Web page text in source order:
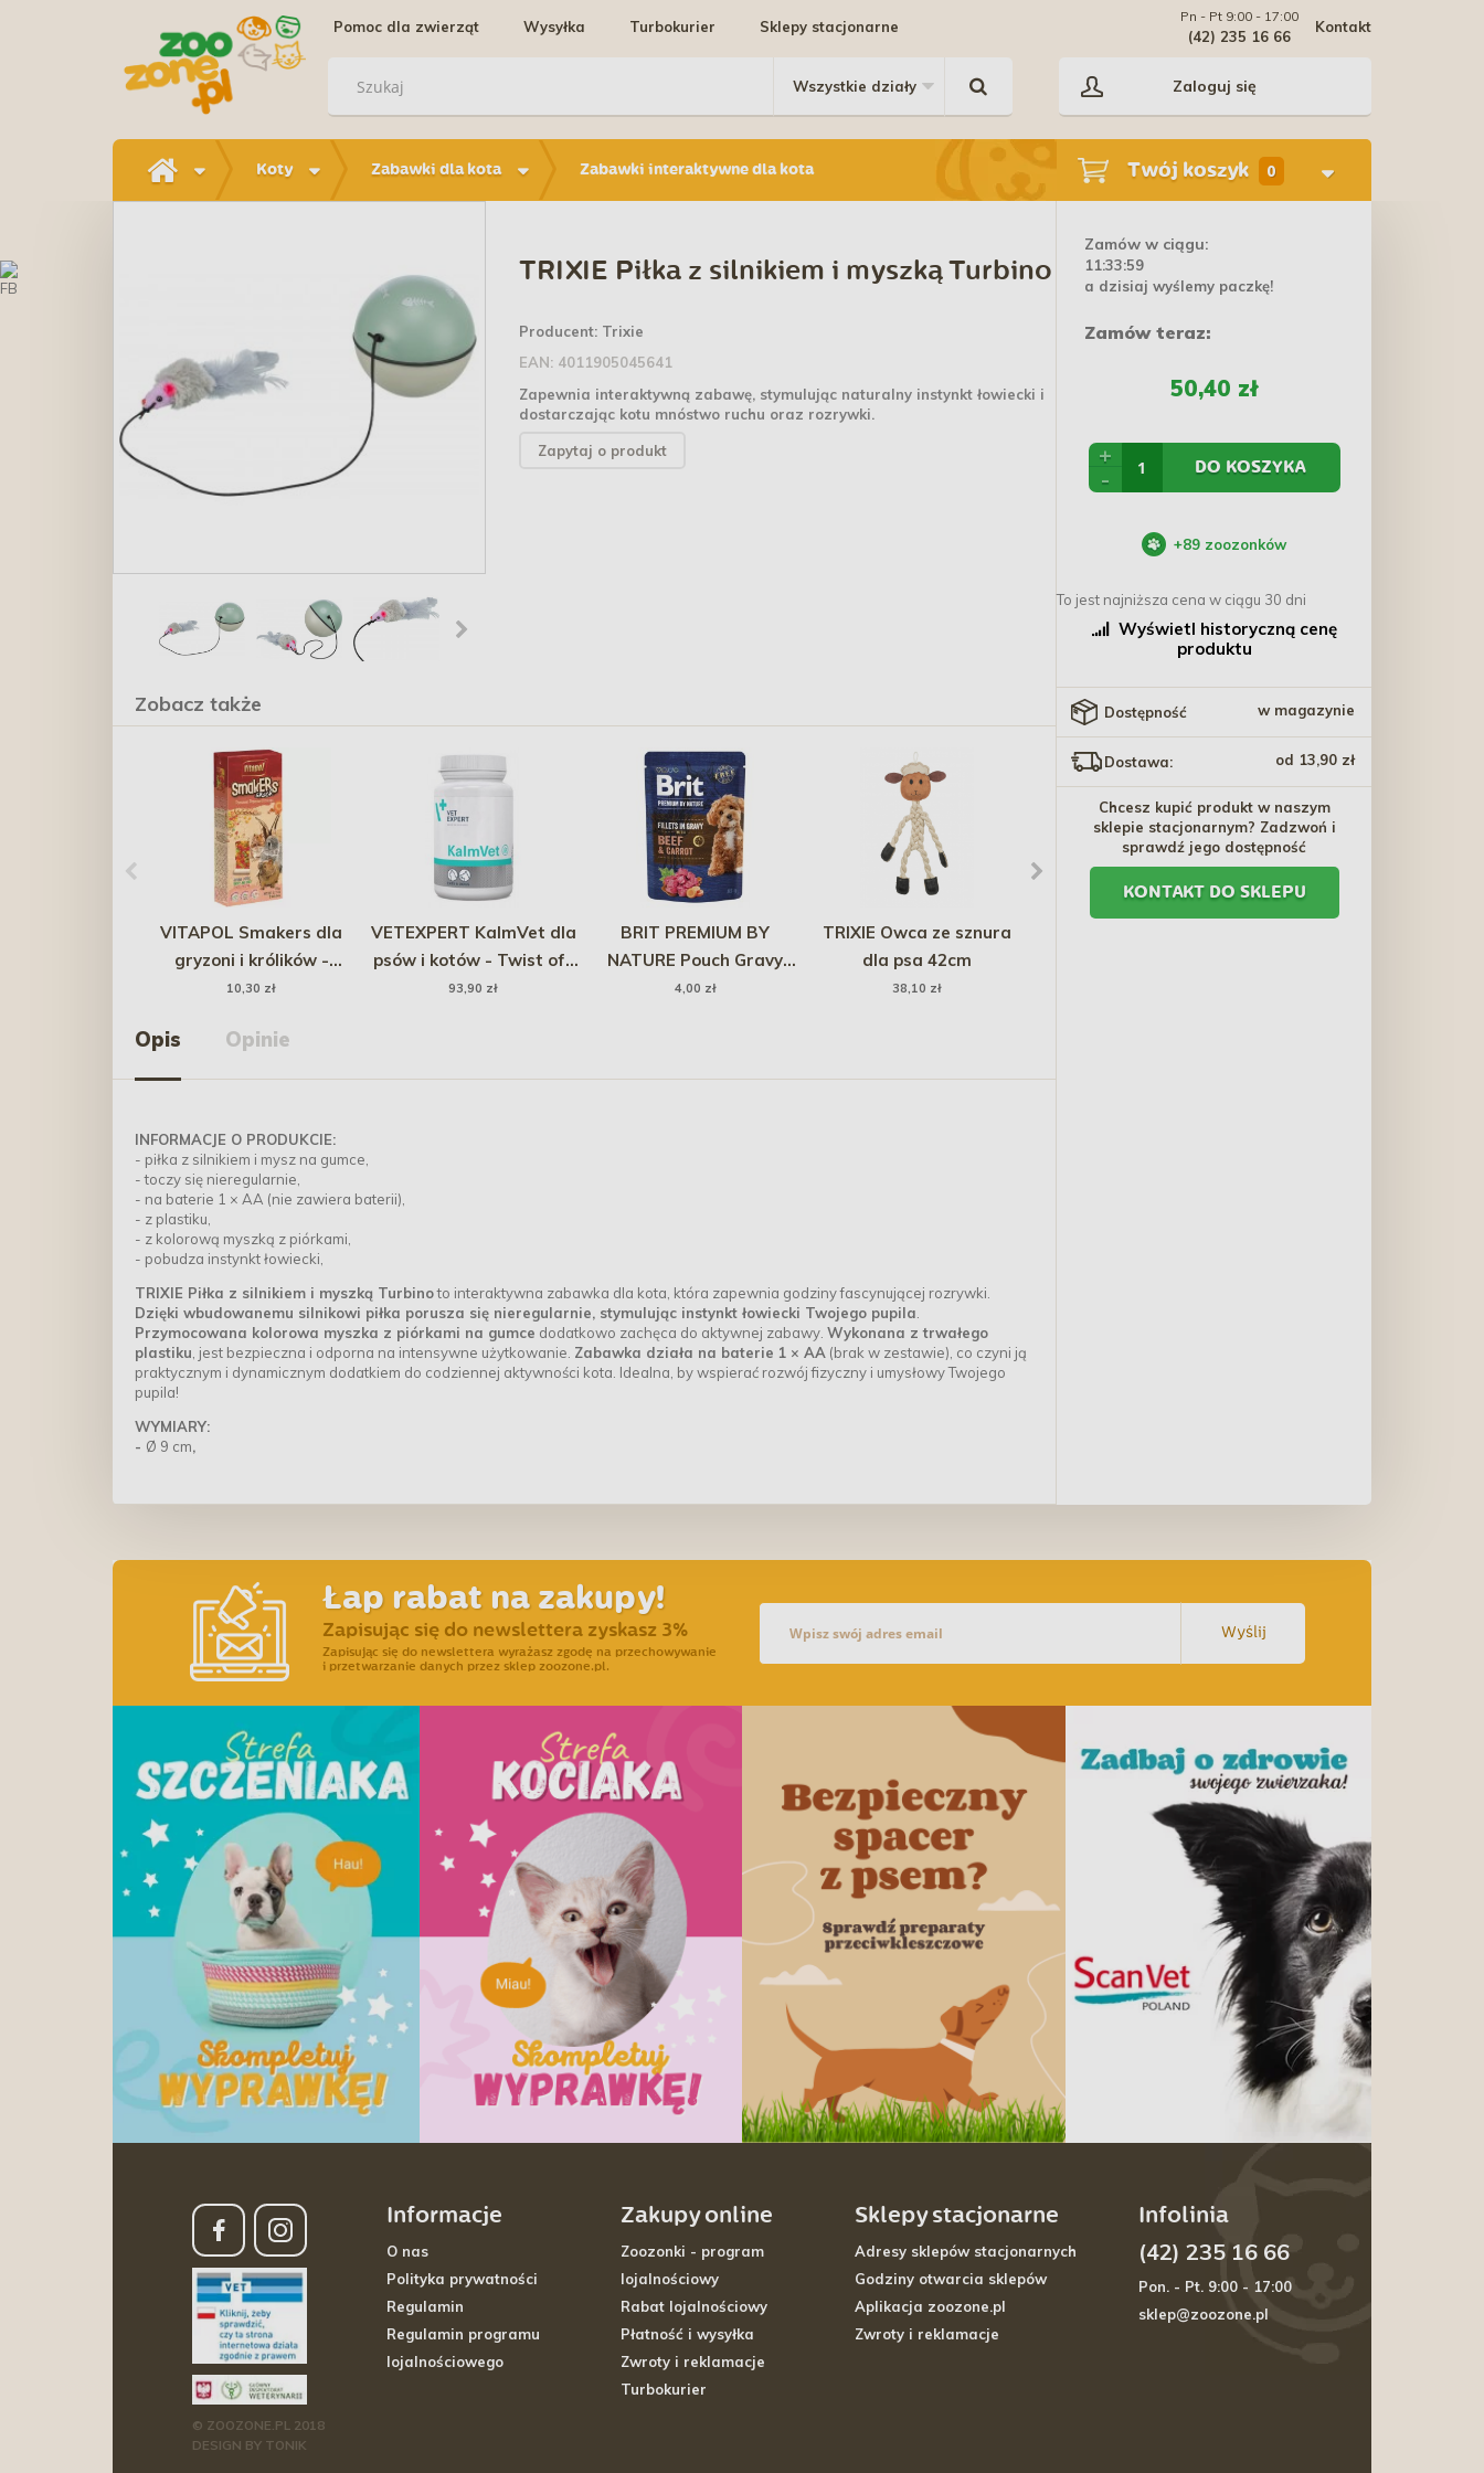
Pomoc dla zwierząt Wysyłka Turbokurier Sklepy stacjonarne Kontakt
Pn - Pt 9:00 - 17:00
(42) 235 16 66
Zaloguj się
Koty Zabawki dla kota Zabawki interaktywne dla kota Twój koszyk 0
TRIXIE Piłka z silnikiem i myszką Turbino
Producent: Trixie
EAN: 4011905045641
Zapewnia interaktywną zabawę, stymulując naturalny instynkt łowiecki i
dostarczając kotu mnóstwo ruchu oraz rozrywki.
Zapytaj o produkt
Zobacz także
VITAPOL Smakers dla
gryzoni i królików -
popcorn 2 szt.
10,30 zł
VETEXPERT KalmVet dla
psów i kotów - Twist off
60 kaps.
93,90 zł
BRIT PREMIUM BY
NATURE Pouch Gravy
Fillets Beef and Carrot
4,00 zł
TRIXIE Owca ze sznura
dla psa 42cm
38,10 zł
Opis Opinie
INFORMACJE O PRODUKCIE:
- piłka z silnikiem i mysz na gumce,
- toczy się nieregularnie,
- na baterie 1 × AA (nie zawiera baterii),
- z plastiku,
- z kolorową myszką z piórkami,
- pobudza instynkt łowiecki,
TRIXIE Piłka z silnikiem i myszką Turbinoto interaktywna zabawka dla kota, która zapewnia godziny fascynującej rozrywki.
Dzięki wbudowanemu silnikowi piłka porusza się nieregularnie, stymulując instynkt łowiecki Twojego pupila.
Przymocowana kolorowa myszka z piórkami na gumce dodatkowo zachęca do aktywnej zabawy. Wykonana z trwałego
plastiku, jest bezpieczna i odporna na intensywne użytkowanie. Zabawka działa na baterie 1 × AA (brak w zestawie), co czyni ją
praktycznym i dynamicznym dodatkiem do codziennej aktywności kota. Idealna, by wspierać rozwój fizyczny i umysłowy Twojego
pupila!
WYMIARY:
- Ø 9 cm,
Zamów w ciągu:
11:33:59
a dzisiaj wyślemy paczkę!
Zamów teraz:
50,40 zł
+
-
DO KOSZYKA
+89 zoozonków
To jest najniższa cena w ciągu 30 dni
Wyświetl historyczną cenę
produktu
Dostępność w magazynie
Dostawa: od 13,90 zł
Chcesz kupić produkt w naszym
sklepie stacjonarnym? Zadzwoń i
sprawdź jego dostępność
KONTAKT DO SKLEPU
Łap rabat na zakupy!
Zapisując się do newslettera zyskasz 3%
Zapisując się do newslettera wyrażasz zgodę na przechowywanie
i przetwarzanie danych przez sklep zoozone.pl.
Wyślij
© ZOOZONE.PL 2018
DESIGN BY TONIK
Informacje
O nas
Polityka prywatności
Regulamin
Regulamin programu
lojalnościowego
Zakupy online
Zoozonki - program
lojalnościowy
Rabat lojalnościowy
Płatność i wysyłka
Zwroty i reklamacje
Turbokurier
Sklepy stacjonarne
Adresy sklepów stacjonarnych
Godziny otwarcia sklepów
Aplikacja zoozone.pl
Zwroty i reklamacje
Infolinia
(42) 235 16 66
Pon. - Pt. 9:00 - 17:00
sklep@zoozone.pl